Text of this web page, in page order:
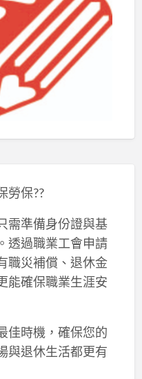
勞保??
需準備身份證與基
透過職業工會申請
職災補償、退休金
能確保職業生涯安
佳時機，確保您的
與退休生活都更有